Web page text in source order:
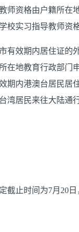
资格由户籍所在
校实习指导教师资
效期内居住证的
在地教育行政部门
期内港澳台居民居
湾居民来往大陆通
止时间为7月20日